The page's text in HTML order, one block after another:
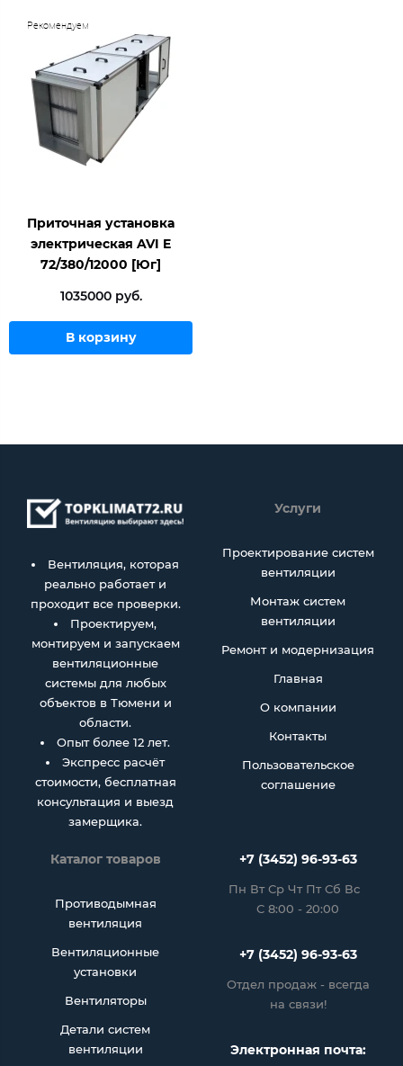
Рекомендуем
Приточная установка
электрическая AVI E
72/380/12000 [Юг]
1035000 руб.
В корзину
Вентиляция, которая
реально работает и
проходит все проверки.
Проектируем,
монтируем и запускаем
вентиляционные
системы для любых
объектов в Тюмени и
области.
Опыт более 12 лет.
Экспресс расчёт
стоимости, бесплатная
консультация и выезд
замерщика.
Услуги
Проектирование систем
вентиляции
Монтаж систем
вентиляции
Ремонт и модернизация
Главная
О компании
Контакты
Пользовательское
соглашение
Каталог товаров
Противодымная
вентиляция
Вентиляционные
установки
Вентиляторы
Детали систем
вентиляции
+7 (3452) 96-93-63
Пн Вт Ср Чт Пт Сб Вс
С 8:00 - 20:00
+7 (3452) 96-93-63
Отдел продаж - всегда
на связи!
Электронная почта: